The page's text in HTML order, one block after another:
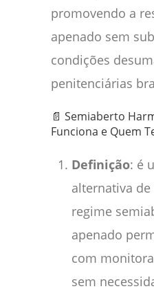
promovendo a
apenado sem
condições
penitenciárias
📄 Semiaberto
Funciona e Quem
Definição: é
alternativa
regime
apenado
com
sem